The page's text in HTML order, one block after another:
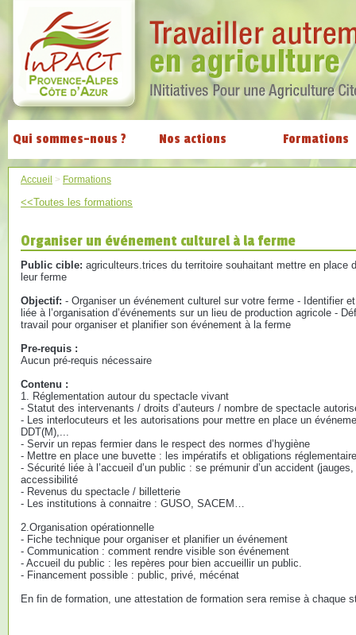
Qui sommes-nous ? Nos actions Formations
Accueil > Formations
<<Toutes les formations
Organiser un événement culturel à la ferme
Public cible: agriculteurs.trices du territoire souhaitant mettre en place
leur ferme
Objectif: - Organiser un événement culturel sur votre ferme - Identifier
liée à l’organisation d’événements sur un lieu de production agricole -
travail pour organiser et planifier son événement à la ferme
Pre-requis :
Aucun pré-requis nécessaire
Contenu :
1. Réglementation autour du spectacle vivant
- Statut des intervenants / droits d’auteurs / nombre de spectacle
- Les interlocuteurs et les autorisations pour mettre en place un
DDT(M),...
- Servir un repas fermier dans le respect des normes d’hygiène
- Mettre en place une buvette : les impératifs et obligations
- Sécurité liée à l’accueil d’un public : se prémunir d’un accident
accessibilité
- Revenus du spectacle / billetterie
- Les institutions à connaitre : GUSO, SACEM…
2.Organisation opérationnelle
- Fiche technique pour organiser et planifier un événement
- Communication : comment rendre visible son événement
- Accueil du public : les repères pour bien accueillir un public.
- Financement possible : public, privé, mécénat
En fin de formation, une attestation de formation sera remise à chaque